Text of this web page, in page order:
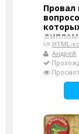
Провал
HTML-
Андрей